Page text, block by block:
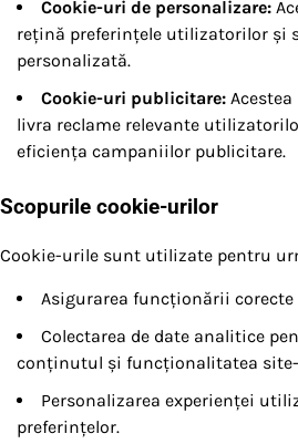
Cookie-uri de personalizare:
rețină preferințele utilizatorilor și
personalizată.
Cookie-uri publicitare:
livra reclame relevante
eficiența campaniilor publicitare.
Scopurile cookie-urilor
Cookie-urile sunt utilizate pentru
Asigurarea funcționării
Colectarea de date analitice
conținutul și funcționalitatea
Personalizarea experienței
preferințelor.